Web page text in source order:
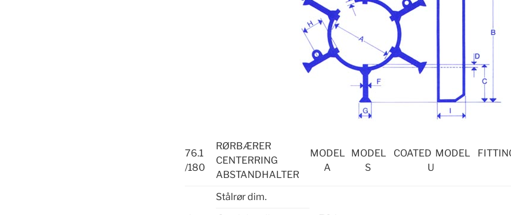
76.1
/180
RØRBÆRER
CENTERRING
ABSTANDHALTER
MODEL
A
MODEL
S
COATED MODEL
U
Stålrør dim.